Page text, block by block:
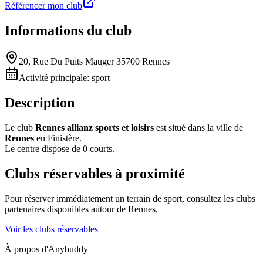
Référencer mon club
Informations du club
20, Rue Du Puits Mauger 35700 Rennes
Activité principale: sport
Description
Le club Rennes allianz sports et loisirs est situé dans la ville de
Rennes en Finistère.
Le centre dispose de 0 courts.
Clubs réservables à proximité
Pour réserver immédiatement un terrain de sport, consultez les clubs
partenaires disponibles autour de Rennes.
Voir les clubs réservables
À propos d'Anybuddy